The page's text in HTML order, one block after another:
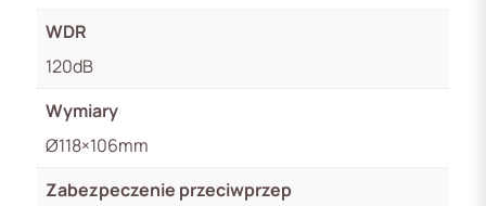
WDR
120dB
Wymiary
Ø118×106mm
Zabezpeczenie przeciwprzep